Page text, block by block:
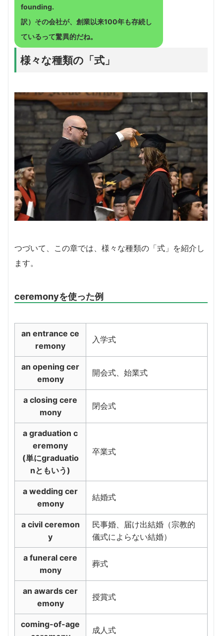
founding.
訳）その会社が、創業以来100年も存続し
ているって驚異的だね。
様々な種類の「式」
つづいて、この章では、様々な種類の「式」を紹介し
ます。
ceremonyを使った例
an entrance ce
remony
入学式
an opening cer
emony
開会式、始業式
a closing cere
mony
閉会式
a graduation c
eremony
(単にgraduatio
nともいう)
卒業式
a wedding cer
emony
結婚式
a civil ceremon
y
民事婚、届け出結婚（宗教的
儀式によらない結婚）
a funeral cere
mony
葬式
an awards cer
emony
授賞式
coming-of-age
成人式